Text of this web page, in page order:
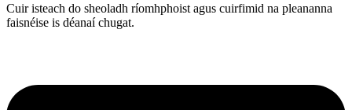
Cuir isteach do sheoladh ríomhphoist agus cuirfimid na pleananna
faisnéise is déanaí chugat.